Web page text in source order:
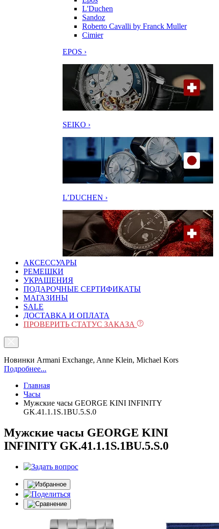
L'Duchen
Sandoz
Roberto Cavalli by Franck Muller
Cimier
EPOS ›
SEIKO ›
L’DUCHEN ›
АКСЕССУАРЫ
РЕМЕШКИ
УКРАШЕНИЯ
ПОДАРОЧНЫЕ СЕРТИФИКАТЫ
МАГАЗИНЫ
SALE
ДОСТАВКА И ОПЛАТА
ПРОВЕРИТЬ СТАТУС ЗАКАЗА
Новинки Armani Exchange, Anne Klein, Michael Kors
Подробнее...
Главная
Часы
Мужские часы GEORGE KINI INFINITY
GK.41.1.1S.1BU.5.S.0
Мужские часы GEORGE KINI
INFINITY GK.41.1.1S.1BU.5.S.0